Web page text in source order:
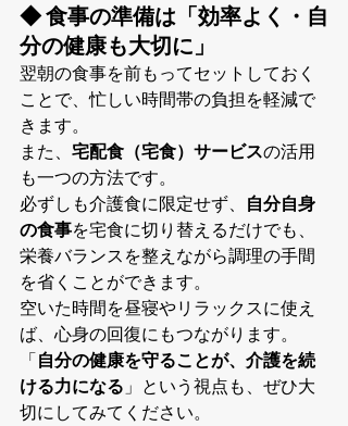
◆ 食事の準備は「効率よく・自
分の健康も大切に」
翌朝の食事を前もってセットしておく
ことで、忙しい時間帯の負担を軽減で
きます。
また、 宅配食（宅食）サービスの活用
も一つの方法です。
必ずしも介護食に限定せず、 自分自身
の食事を宅食に切り替えるだけでも、
栄養バランスを整えながら調理の手間
を省くことができます。
空いた時間を昼寝やリラックスに使え
ば、心身の回復にもつながります。
「自分の健康を守ることが、介護を続
ける力になる」という視点も、ぜひ大
切にしてみてください。